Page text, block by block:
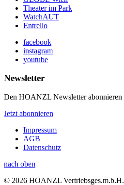
Theater im Park
WatchAUT
Entrello
facebook
instagram
youtube
Newsletter
Den HOANZL Newsletter abonnieren
Jetzt abonnieren
Impressum
AGB
Datenschutz
nach oben
© 2026 HOANZL Vertriebsges.m.b.H.